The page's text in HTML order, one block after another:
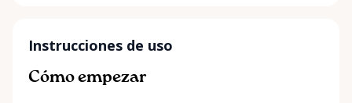
Instrucciones de uso
Cómo empezar